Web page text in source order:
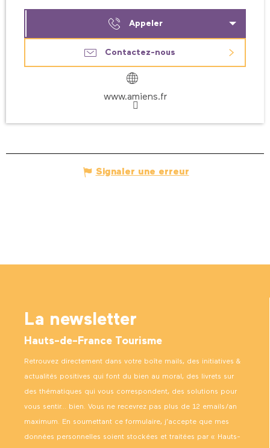
Appeler
Contactez-nous
www.amiens.fr
Signaler une erreur
La newsletter
Hauts-de-France Tourisme
Retrouvez directement dans votre boîte mails, des initiatives &
actualités positives qui font du bien au moral, des livrets sur
des thématiques qui vous correspondent, des solutions pour
vous sentir… bien. Vous ne recevrez pas plus de 12 emails/an
maximum. En soumettant ce formulaire, j’accepte que mes
données personnelles soient stockées et traitées par « Hauts-